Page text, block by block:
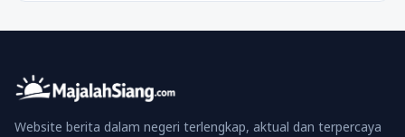
Website berita dalam negeri terlengkap, aktual dan terpercaya